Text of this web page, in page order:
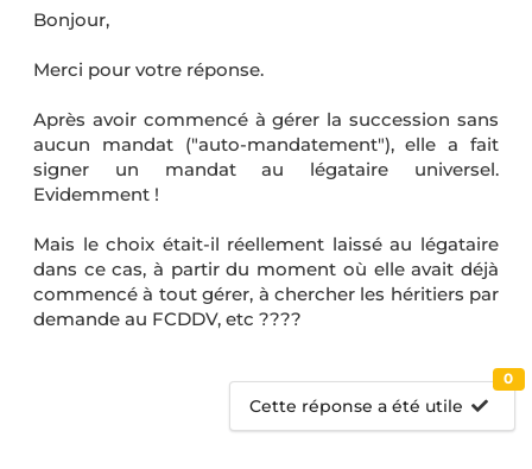
Bonjour,
Merci pour votre réponse.
Après avoir commencé à gérer la succession sans
aucun mandat ("auto-mandatement"), elle a fait
signer un mandat au légataire universel.
Evidemment !
Mais le choix était-il réellement laissé au légataire
dans ce cas, à partir du moment où elle avait déjà
commencé à tout gérer, à chercher les héritiers par
demande au FCDDV, etc ????
Cette réponse a été utile
0